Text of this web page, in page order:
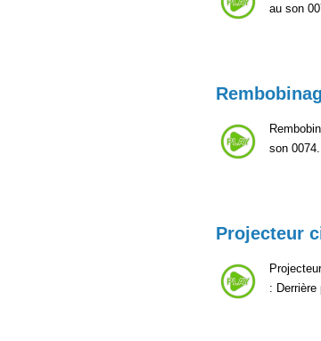
au son
son 0074.
Projecteur
: Derrière